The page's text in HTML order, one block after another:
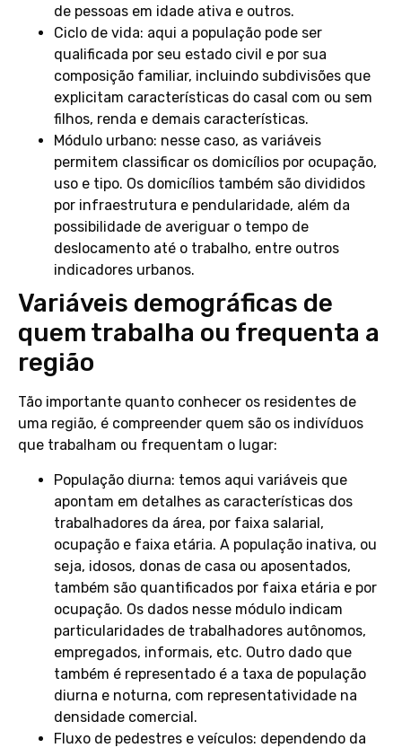
de pessoas em idade ativa e outros.
Ciclo de vida: aqui a população pode ser
qualificada por seu estado civil e por sua
composição familiar, incluindo subdivisões que
explicitam características do casal com ou sem
filhos, renda e demais características.
Módulo urbano: nesse caso, as variáveis
permitem classificar os domicílios por ocupação,
uso e tipo. Os domicílios também são divididos
por infraestrutura e pendularidade, além da
possibilidade de averiguar o tempo de
deslocamento até o trabalho, entre outros
indicadores urbanos.
Variáveis demográficas de
quem trabalha ou frequenta a
região
Tão importante quanto conhecer os residentes de
uma região, é compreender quem são os indivíduos
que trabalham ou frequentam o lugar:
População diurna: temos aqui variáveis que
apontam em detalhes as características dos
trabalhadores da área, por faixa salarial,
ocupação e faixa etária. A população inativa, ou
seja, idosos, donas de casa ou aposentados,
também são quantificados por faixa etária e por
ocupação. Os dados nesse módulo indicam
particularidades de trabalhadores autônomos,
empregados, informais, etc. Outro dado que
também é representado é a taxa de população
diurna e noturna, com representatividade na
densidade comercial.
Fluxo de pedestres e veículos: dependendo da